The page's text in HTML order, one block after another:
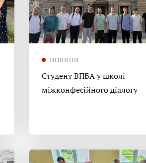
НОВИНИ
Студент ВПБА у школі
міжконфесійного діалогу